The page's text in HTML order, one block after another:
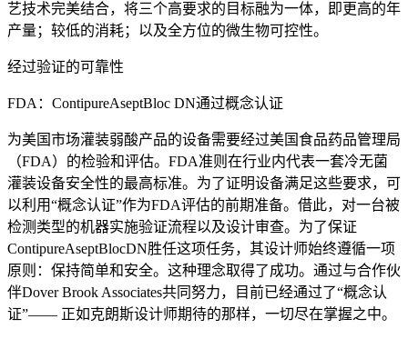
艺技术完美结合，将三个高要求的目标融为一体，即更高的年
产量；较低的消耗；以及全方位的微生物可控性。
经过验证的可靠性
FDA：ContipureAseptBloc DN通过概念认证
为美国市场灌装弱酸产品的设备需要经过美国食品药品管理局
（FDA）的检验和评估。FDA准则在行业内代表一套冷无菌
灌装设备安全性的最高标准。为了证明设备满足这些要求，可
以利用“概念认证”作为FDA评估的前期准备。借此，对一台被
检测类型的机器实施验证流程以及设计审查。为了保证
ContipureAseptBlocDN胜任这项任务，其设计师始终遵循一项
原则：保持简单和安全。这种理念取得了成功。通过与合作伙
伴Dover Brook Associates共同努力，目前已经通过了“概念认
证”—— 正如克朗斯设计师期待的那样，一切尽在掌握之中。